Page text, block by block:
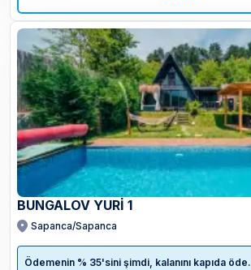
BUNGALOV YURI 1
Sapanca/Sapanca
Ödemenin % 35'sini şimdi, kalanını kapıda öde.